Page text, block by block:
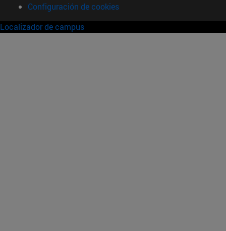
Configuración de cookies
Localizador de campus